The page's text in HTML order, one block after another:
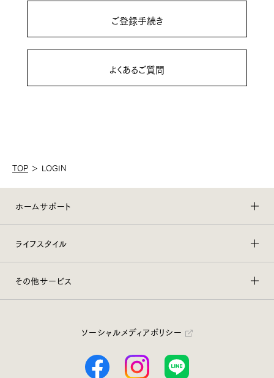
ご登録手続き
よくあるご質問
TOP ＞ LOGIN
ホームサポート
ライフスタイル
その他サービス
ソーシャルメディアポリシー